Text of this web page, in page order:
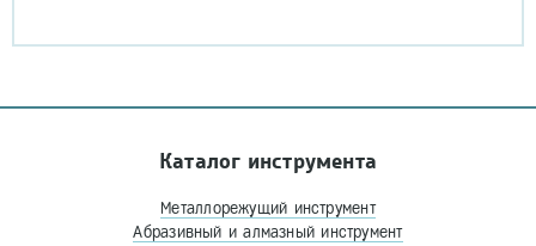
Каталог инструмента
Металлорежущий инструмент
Абразивный и алмазный инструмент